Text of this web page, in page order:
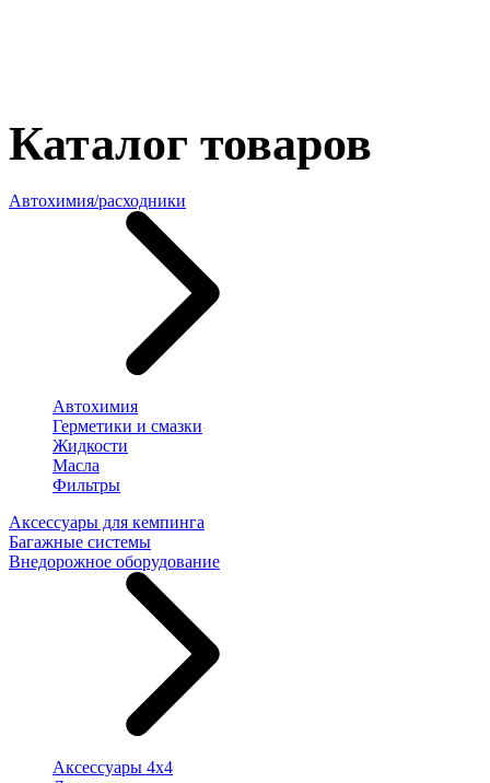
Каталог товаров
Автохимия/расходники
Автохимия
Герметики и смазки
Жидкости
Масла
Фильтры
Аксессуары для кемпинга
Багажные системы
Внедорожное оборудование
Аксессуары 4х4